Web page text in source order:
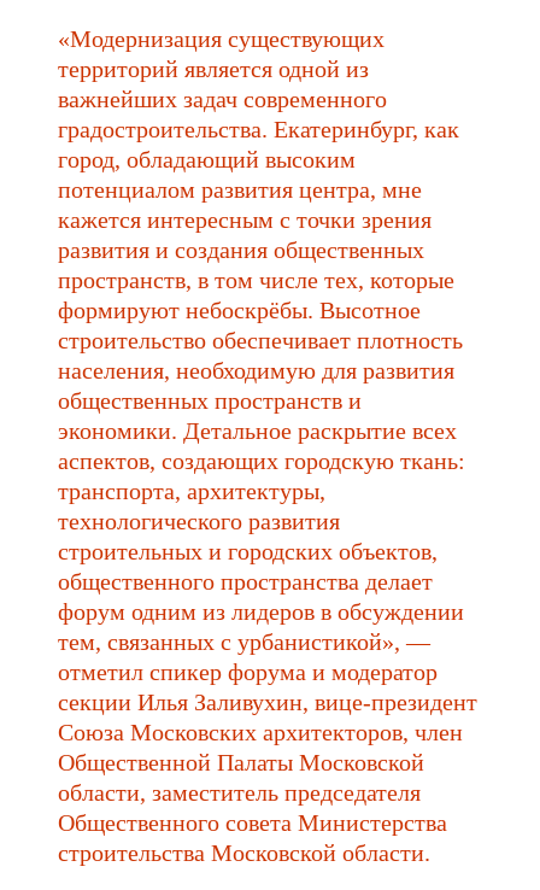
«Модернизация существующих
территорий является одной из
важнейших задач современного
градостроительства. Екатеринбург, как
город, обладающий высоким
потенциалом развития центра, мне
кажется интересным с точки зрения
развития и создания общественных
пространств, в том числе тех, которые
формируют небоскрёбы. Высотное
строительство обеспечивает плотность
населения, необходимую для развития
общественных пространств и
экономики. Детальное раскрытие всех
аспектов, создающих городскую ткань:
транспорта, архитектуры,
технологического развития
строительных и городских объектов,
общественного пространства делает
форум одним из лидеров в обсуждении
тем, связанных с урбанистикой», —
отметил спикер форума и модератор
секции Илья Заливухин, вице-президент
Союза Московских архитекторов, член
Общественной Палаты Московской
области, заместитель председателя
Общественного совета Министерства
строительства Московской области.